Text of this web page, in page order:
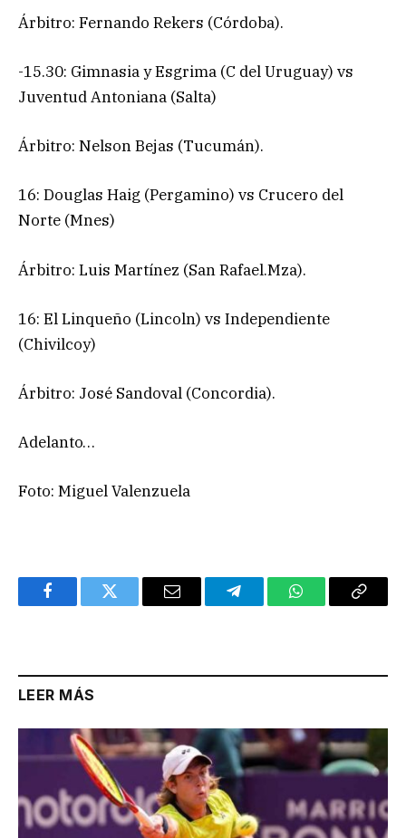
Árbitro: Fernando Rekers (Córdoba).
-15.30: Gimnasia y Esgrima (C del Uruguay) vs
Juventud Antoniana (Salta)
Árbitro: Nelson Bejas (Tucumán).
16: Douglas Haig (Pergamino) vs Crucero del
Norte (Mnes)
Árbitro: Luis Martínez (San Rafael.Mza).
16: El Linqueño (Lincoln) vs Independiente
(Chivilcoy)
Árbitro: José Sandoval (Concordia).
Adelanto…
Foto: Miguel Valenzuela
FacebookTwitter Email TelegramWhatsAppCopy
LEER MÁS